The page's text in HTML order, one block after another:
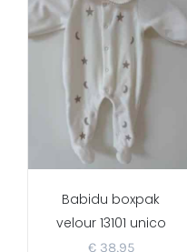
Babidu boxpak
velour 13101 unico
€38,95